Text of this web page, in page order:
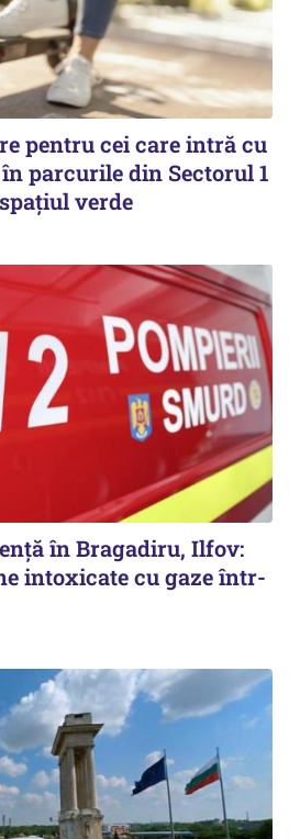
pentru cei care intră cu
parcurile din Sectorul 1
verde
în Bragadiru, Ilfov:
intoxicate cu gaze într-